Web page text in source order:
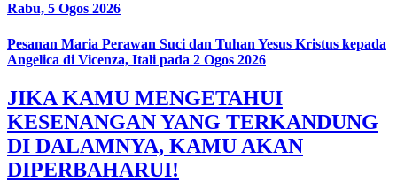
Rabu, 5 Ogos 2026
Pesanan Maria Perawan Suci dan Tuhan Yesus Kristus kepada
Angelica di Vicenza, Itali pada 2 Ogos 2026
JIKA KAMU MENGETAHUI
KESENANGAN YANG TERKANDUNG
DI DALAMNYA, KAMU AKAN
DIPERBAHARUI!